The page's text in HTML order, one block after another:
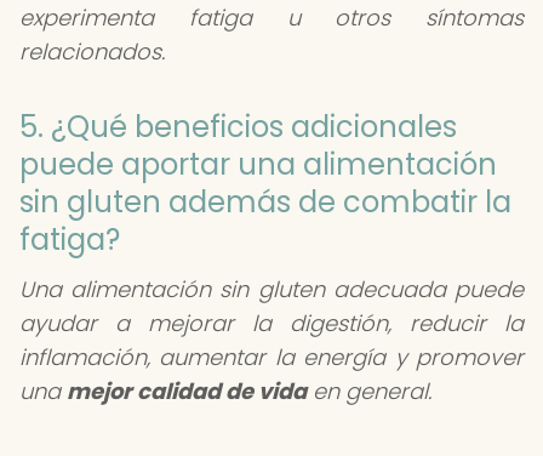
experimenta fatiga u otros síntomas
relacionados.
5. ¿Qué beneficios adicionales
puede aportar una alimentación
sin gluten además de combatir la
fatiga?
Una alimentación sin gluten adecuada puede
ayudar a mejorar la digestión, reducir la
inflamación, aumentar la energía y promover
una mejor calidad de vidaen general.